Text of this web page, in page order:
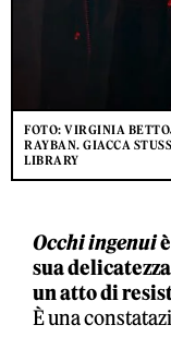
FOTO: VIRGINIA
RAYBAN. GIACCA
LIBRARY
Occhi ingenui
sua
un atto di
È una